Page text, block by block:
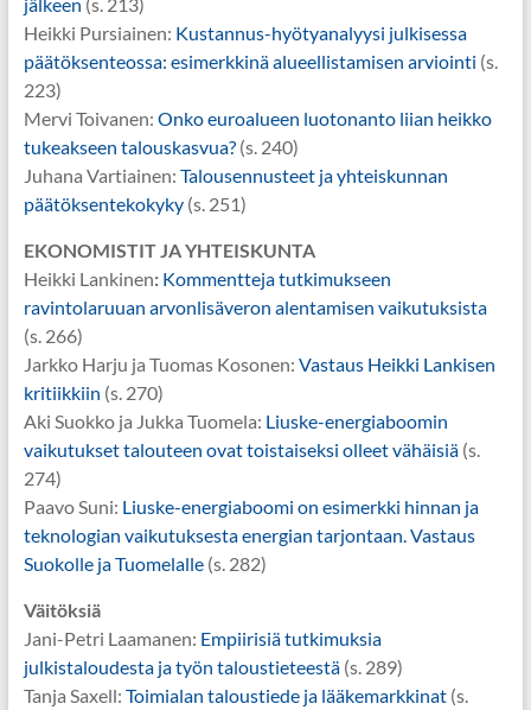
Heikki Pursiainen: Kustannus-hyötyanalyysi julkisessa
päätöksenteossa: esimerkkinä alueellistamisen arviointi (s.
223)
Mervi Toivanen: Onko euroalueen luotonanto liian heikko
tukeakseen talouskasvua?(s. 240)
Juhana Vartiainen: Talousennusteet ja yhteiskunnan
päätöksentekokyky(s. 251)
EKONOMISTIT JA YHTEISKUNTA
Heikki Lankinen: Kommentteja tutkimukseen
ravintolaruuan arvonlisäveron alentamisen vaikutuksista
(s. 266)
Jarkko Harju ja Tuomas Kosonen: Vastaus Heikki Lankisen
kritiikkiin (s. 270)
Aki Suokko ja Jukka Tuomela: Liuske-energiaboomin
vaikutukset talouteen ovat toistaiseksi olleet vähäisiä(s.
274)
Paavo Suni: Liuske-energiaboomi on esimerkki hinnan ja
teknologian vaikutuksesta energian tarjontaan. Vastaus
Suokolle ja Tuomelalle(s. 282)
Väitöksiä
Jani-Petri Laamanen: Empiirisiä tutkimuksia
julkistaloudesta ja työn taloustieteestä(s. 289)
Tanja Saxell: Toimialan taloustiede ja lääkemarkkinat(s.